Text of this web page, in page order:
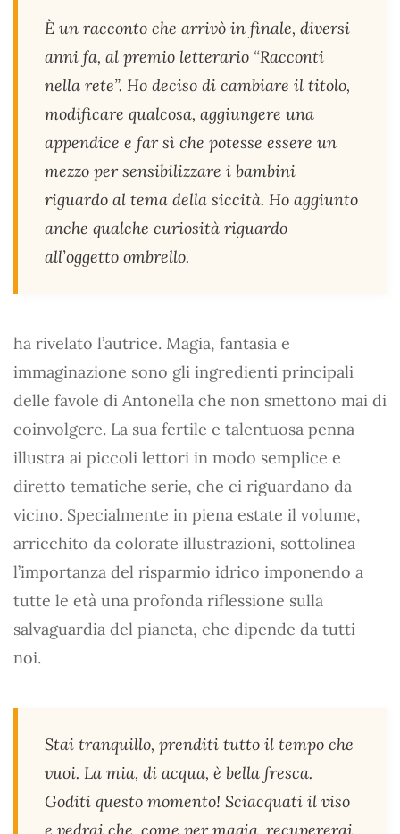
È un racconto che arrivò in finale, diversi
anni fa, al premio letterario “Racconti
nella rete”. Ho deciso di cambiare il titolo,
modificare qualcosa, aggiungere una
appendice e far sì che potesse essere un
mezzo per sensibilizzare i bambini
riguardo al tema della siccità. Ho aggiunto
anche qualche curiosità riguardo
all’oggetto ombrello.
ha rivelato l’autrice. Magia, fantasia e
immaginazione sono gli ingredienti principali
delle favole di Antonella che non smettono mai di
coinvolgere. La sua fertile e talentuosa penna
illustra ai piccoli lettori in modo semplice e
diretto tematiche serie, che ci riguardano da
vicino. Specialmente in piena estate il volume,
arricchito da colorate illustrazioni, sottolinea
l’importanza del risparmio idrico imponendo a
tutte le età una profonda riflessione sulla
salvaguardia del pianeta, che dipende da tutti
noi.
Stai tranquillo, prenditi tutto il tempo che
vuoi. La mia, di acqua, è bella fresca.
Goditi questo momento! Sciacquati il viso